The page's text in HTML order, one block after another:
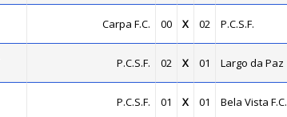
Carpa F.C. 00 X 02 P.C.S.F.
P.C.S.F. 02 X 01 Largo da Paz
P.C.S.F. 01 X 01 Bela Vista F.C.